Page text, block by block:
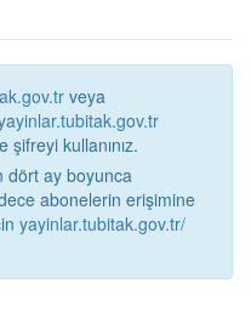
veya
şifreyi kullanınız.
dört ay boyunca
abonelerin erişimine
yayinlar.tubitak.gov.tr/